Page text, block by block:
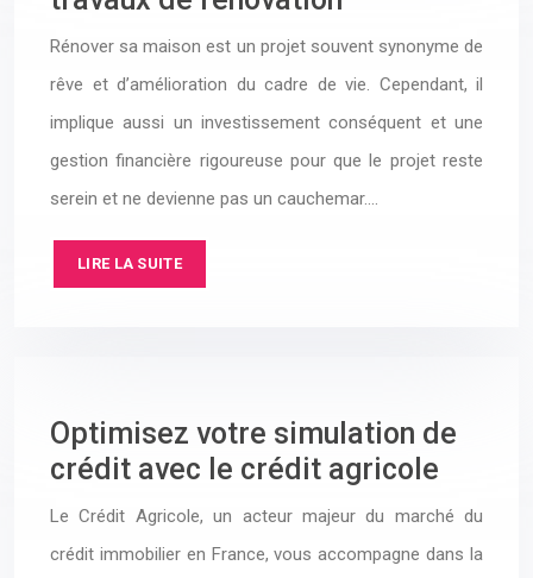
Rénover sa maison est un projet souvent synonyme de
rêve et d’amélioration du cadre de vie. Cependant, il
implique aussi un investissement conséquent et une
gestion financière rigoureuse pour que le projet reste
serein et ne devienne pas un cauchemar….
LIRE LA SUITE
Optimisez votre simulation de
crédit avec le crédit agricole
Le Crédit Agricole, un acteur majeur du marché du
crédit immobilier en France, vous accompagne dans la